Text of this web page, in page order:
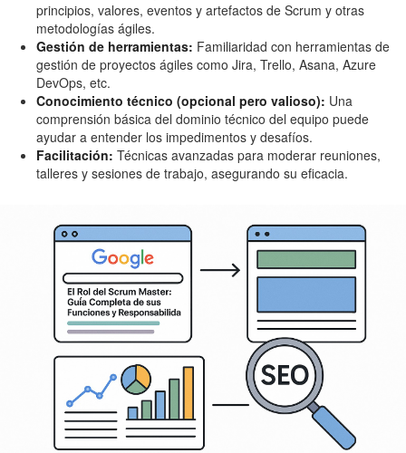
principios, valores, eventos y artefactos de Scrum y otras
metodologías ágiles.
Gestión de herramientas: Familiaridad con herramientas de
gestión de proyectos ágiles como Jira, Trello, Asana, Azure
DevOps, etc.
Conocimiento técnico (opcional pero valioso): Una
comprensión básica del dominio técnico del equipo puede
ayudar a entender los impedimentos y desafíos.
Facilitación: Técnicas avanzadas para moderar reuniones,
talleres y sesiones de trabajo, asegurando su eficacia.